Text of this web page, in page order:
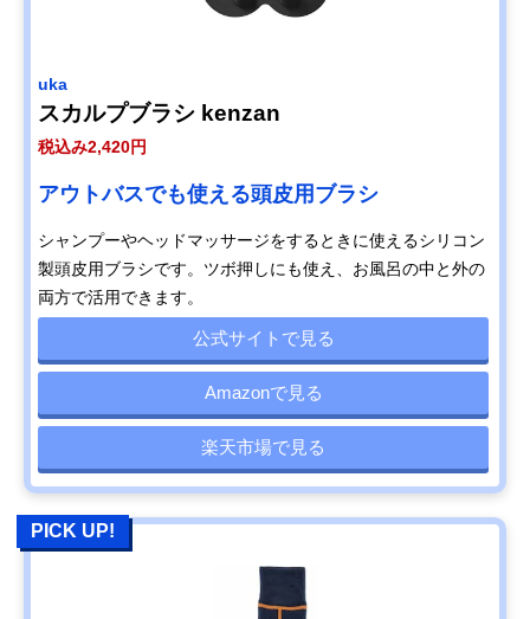
uka
スカルプブラシ kenzan
税込み2,420円
アウトバスでも使える頭皮用ブラシ
シャンプーやヘッドマッサージをするときに使えるシリコン
製頭皮用ブラシです。ツボ押しにも使え、お風呂の中と外の
両方で活用できます。
公式サイトで見る
Amazonで見る
楽天市場で見る
PICK UP!